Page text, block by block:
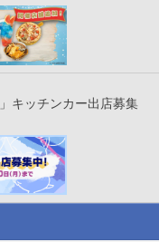
キッチンカー出店募集